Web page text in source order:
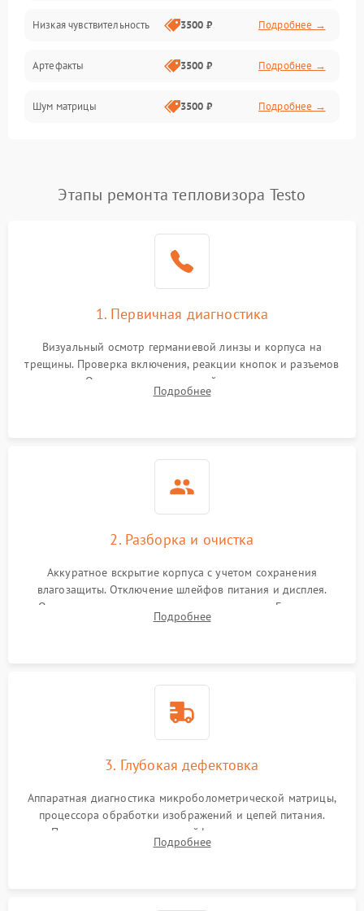
Измерения
Матрица
Проблемы питания
Сбои коммуникаций и интерфейсов
Экран (дисплей)
Низкая чувствительность 3500 ₽ Подробнее →
Артефакты 3500 ₽ Подробнее →
Шум матрицы 3500 ₽ Подробнее →
Этапы ремонта тепловизора Testo
1. Первичная диагностика
Визуальный осмотр германиевой линзы и корпуса на
трещины. Проверка включения, реакции кнопок и разъемов
зарядки. Оценка вывода тепловой сигнатуры на экран,
проверка базовых функций и считывание системных
Подробнее
2. Разборка и очистка
Аккуратное вскрытие корпуса с учетом сохранения
влагозащиты. Отключение шлейфов питания и дисплея.
Очистка внутренних плат от окислов и пыли. Бережная
обработка германиевого объектива специализированными
Подробнее
3. Глубокая дефектовка
Аппаратная диагностика микроболометрической матрицы,
процессора обработки изображений и цепей питания.
Проверка целостности шлейфов, модуля памяти и
интерфейсов связи. Выявление сгоревших SMD-компонентов
Подробнее